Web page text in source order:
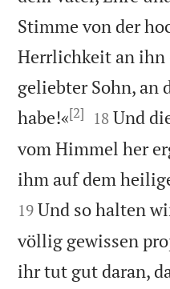
Stimme von der
Herrlichkeit an ihn
geliebter Sohn, an
habe!«[2] 

18 Und
vom Himmel her
ihm auf dem
19 Und so halten
völlig gewissen
ihr tut gut daran,